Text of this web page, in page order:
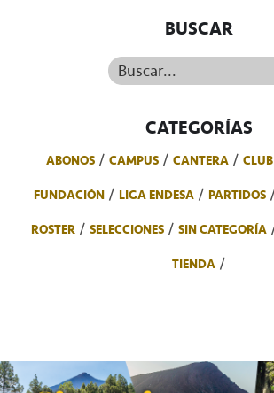
BUSCAR
Buscar...
CATEGORÍAS
ABONOS CAMPUS CANTERA CLUB
FUNDACIÓN
LIGA ENDESA PARTIDOS
ROSTER
SELECCIONES SIN CATEGORÍA
TIENDA